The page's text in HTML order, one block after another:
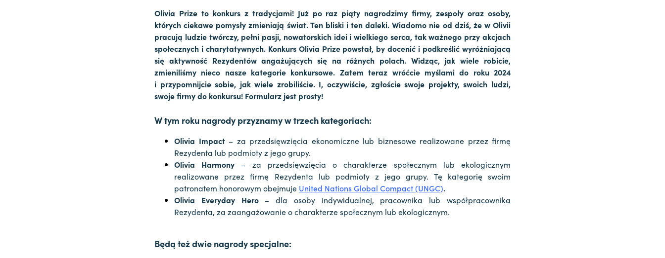
Olivia Prize to konkurs z tradycjami! Już po raz piąty nagrodzimy firmy, zespoły oraz osoby,
których ciekawe pomysły zmieniają świat. Ten bliski i ten daleki. Wiadomo nie od dziś, że w Olivii
pracują ludzie twórczy, pełni pasji, nowatorskich idei i wielkiego serca, tak ważnego przy akcjach
społecznych i charytatywnych. Konkurs Olivia Prize powstał, by docenić i podkreślić wyróżniającą
się aktywność Rezydentów angażujących się na różnych polach. Widząc, jak wiele robicie,
zmieniliśmy nieco nasze kategorie konkursowe. Zatem teraz wróćcie myślami do roku 2024
i przypomnijcie sobie, jak wiele zrobiliście. I, oczywiście, zgłoście swoje projekty, swoich ludzi,
swoje firmy do konkursu! Formularz jest prosty!
W tym roku nagrody przyznamy w trzech kategoriach:
Olivia Impact– za przedsięwzięcia ekonomiczne lub biznesowe realizowane przez firmę
Rezydenta lub podmioty z jego grupy.
Olivia Harmony – za przedsięwzięcia o charakterze społecznym lub ekologicznym
realizowane przez firmę Rezydenta lub podmioty z jego grupy. Tę kategorię swoim
patronatem honorowym obejmuje United Nations Global Compact (UNGC).
Olivia Everyday Hero– dla osoby indywidualnej, pracownika lub współpracownika
Rezydenta, za zaangażowanie o charakterze społecznym lub ekologicznym.
Będą też dwie nagrody specjalne: